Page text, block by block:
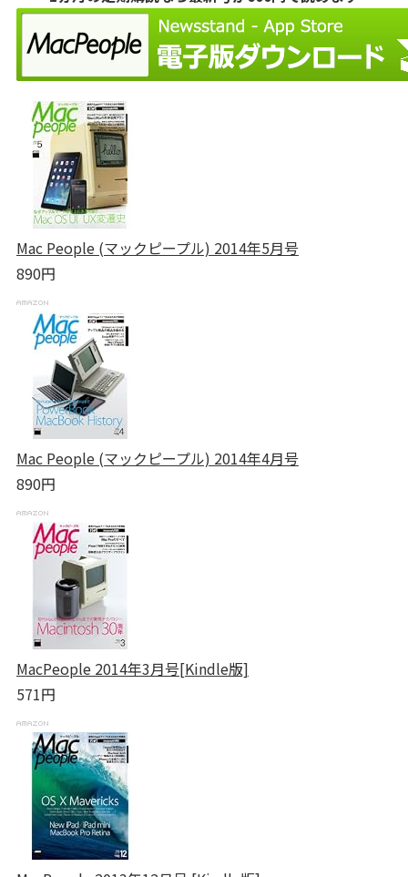
Mac People (マックピープル) 2014年5月号
890円
Mac People (マックピープル) 2014年4月号
890円
MacPeople 2014年3月号[Kindle版]
571円